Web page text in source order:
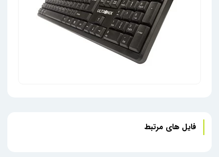
فایل های مرتبط